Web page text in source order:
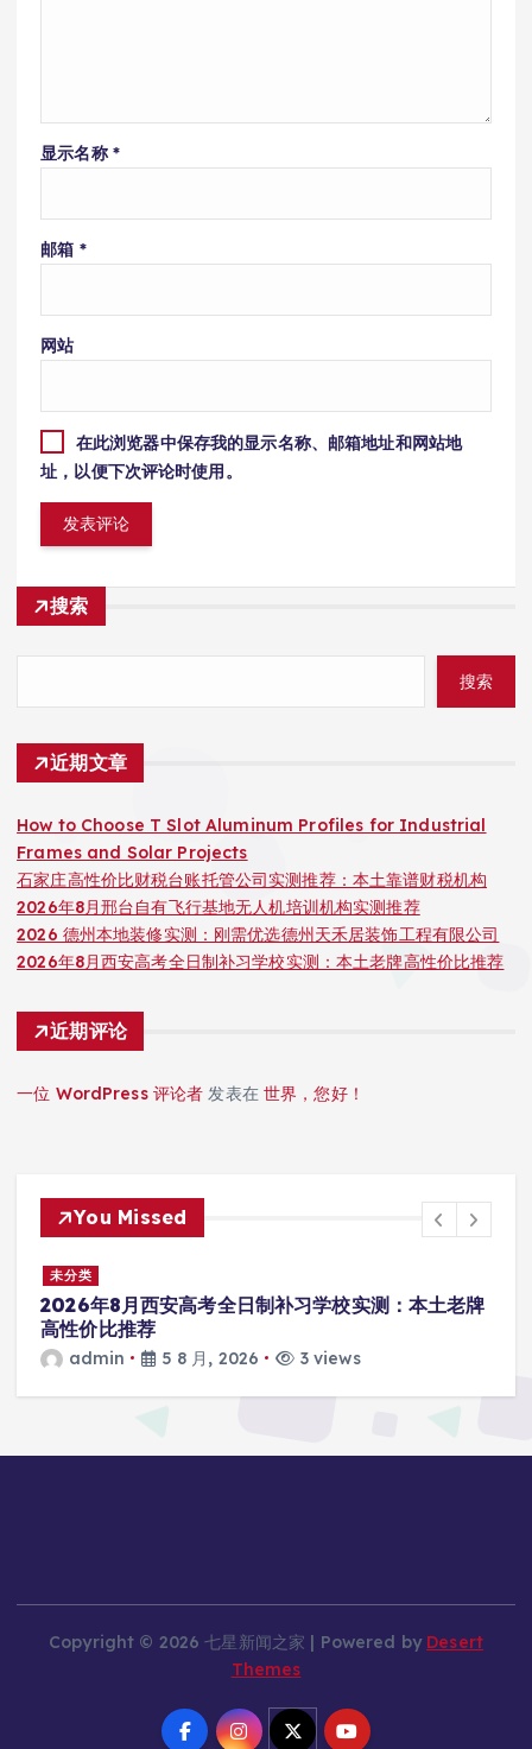
显示名称 *
邮箱 *
网站
在此浏览器中保存我的显示名称、邮箱地址和网站地
址，以便下次评论时使用。
搜索
搜索
近期文章
How to Choose T Slot Aluminum Profiles for Industrial
Frames and Solar Projects
石家庄高性价比财税台账托管公司实测推荐：本土靠谱财税机构
2026年8月邢台自有飞行基地无人机培训机构实测推荐
2026 德州本地装修实测：刚需优选德州天禾居装饰工程有限公司
2026年8月西安高考全日制补习学校实测：本土老牌高性价比推荐
近期评论
一位 WordPress 评论者 发表在世界，您好！
You Missed
未分类
2026年8月西安高考全日制补习学校实测：本土老牌
高性价比推荐
admin 5 8 月, 2026 3 views
Copyright © 2026 七星新闻之家 | Powered by Desert
Themes